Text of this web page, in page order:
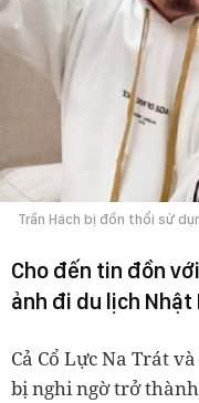
Trần Hách bị đồn thổi sử
Cho đến tin đồn
ảnh đi du lịch Nhật
Cả Cổ Lực Na Trát
bị nghi ngờ trở